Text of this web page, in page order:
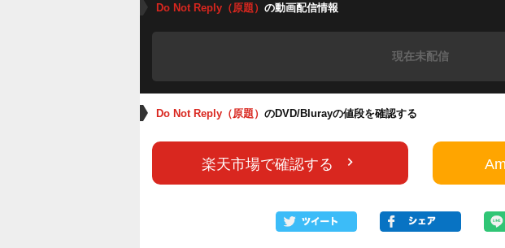
Do Not Reply（原題） の動画配信情報
現在未配信
Do Not Reply（原題） のDVD/Blurayの値段を確認する
楽天市場で確認する